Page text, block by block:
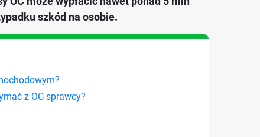
szkód na osobie.
z OC sprawcy?